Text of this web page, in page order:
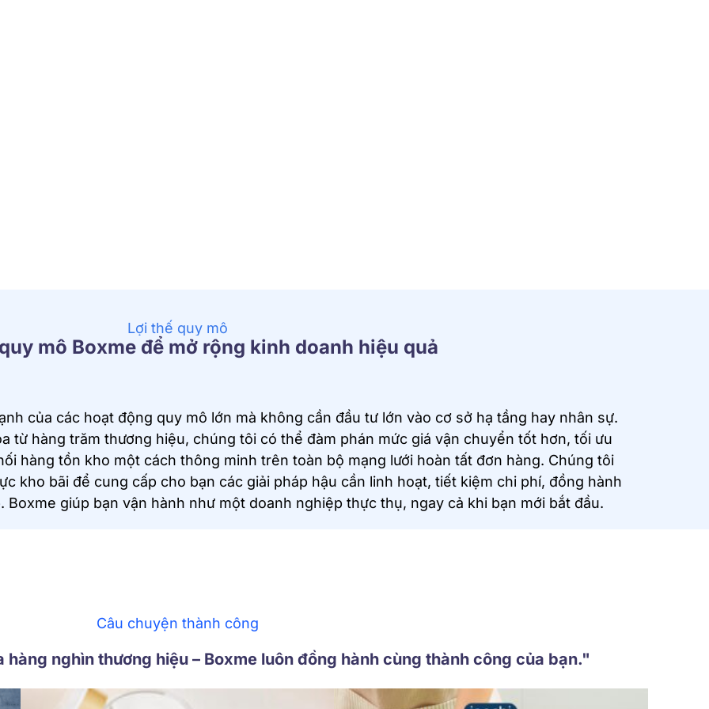
Lợi thế quy mô
mô Boxme để mở rộng kinh doanh hiệu quả
của các hoạt động quy mô lớn mà không cần đầu tư lớn vào cơ sở hạ tầng hay nhân sự.
từ hàng trăm thương hiệu, chúng tôi có thể đàm phán mức giá vận chuyển tốt hơn, tối ưu
hàng tồn kho một cách thông minh trên toàn bộ mạng lưới hoàn tất đơn hàng. Chúng tôi
kho bãi để cung cấp cho bạn các giải pháp hậu cần linh hoạt, tiết kiệm chi phí, đồng hành
giúp bạn vận hành như một doanh nghiệp thực thụ, ngay cả khi bạn mới bắt đầu.
Câu chuyện thành công
nghìn thương hiệu – Boxme luôn đồng hành cùng thành công của bạn."